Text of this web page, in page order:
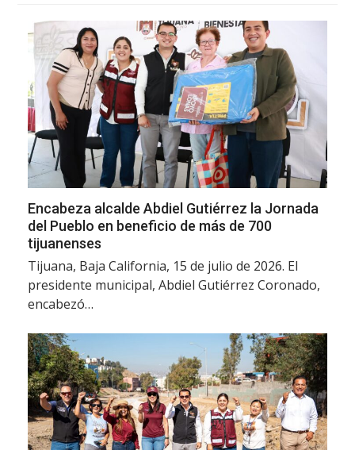
Encabeza alcalde Abdiel Gutiérrez la Jornada
del Pueblo en beneficio de más de 700
tijuanenses
Tijuana, Baja California, 15 de julio de 2026. El
presidente municipal, Abdiel Gutiérrez Coronado,
encabezó…